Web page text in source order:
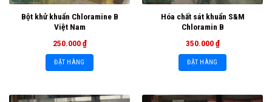
Bột khử khuẩn Chloramine B
Việt Nam
250.000₫
ĐẶT HÀNG
Hóa chất sát khuẩn S&M
Chloramin B
350.000₫
ĐẶT HÀNG